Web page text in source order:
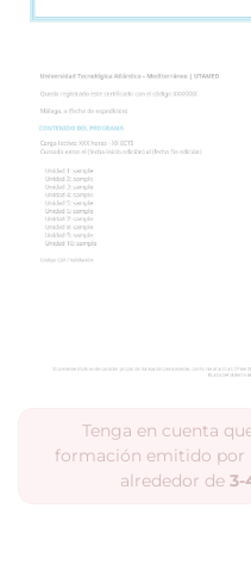
Tenga en cuenta
formación emitido por
alrededor de 3-